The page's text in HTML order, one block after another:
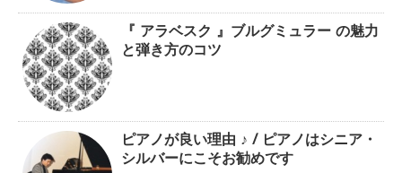
『 アラベスク 』ブルグミュラー の魅力
と弾き方のコツ
ピアノが良い理由 ♪ / ピアノはシニア・
シルバーにこそお勧めです